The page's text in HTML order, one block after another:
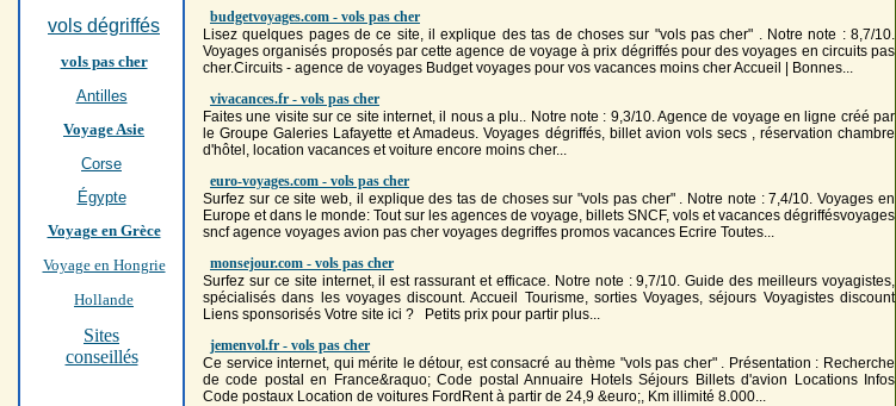
vols dégriffés
vols pas cher
Antilles
Voyage Asie
Corse
Égypte
Voyage en Grèce
Voyage en Hongrie
Hollande
Sites
conseillés
budgetvoyages.com - vols pas cher
Lisez quelques pages de ce site, il explique des tas de choses sur "vols pas cher" . Notre note : 8,7/10.
Voyages organisés proposés par cette agence de voyage à prix dégriffés pour des voyages en circuits pas
cher.Circuits - agence de voyages Budget voyages pour vos vacances moins cherAccueil | Bonnes...
vivacances.fr - vols pas cher
Faites une visite sur ce site internet, il nous a plu.. Notre note : 9,3/10. Agence de voyage en ligne créé par
le Groupe Galeries Lafayette et Amadeus. Voyages dégriffés, billet avion volssecs , réservation chambre
d'hôtel, location vacances et voiture encore moins cher...
euro-voyages.com - vols pas cher
Surfez sur ce site web, il explique des tas de choses sur "vols pas cher" . Notre note : 7,4/10. Voyages en
Europe et dans le monde: Tout sur les agences de voyage, billets SNCF, vols et vacances dégriffésvoyages
sncf agence voyages avion pas cher voyages degriffes promos vacances Ecrire Toutes...
monsejour.com - vols pas cher
Surfez sur ce site internet, il est rassurant et efficace. Notre note : 9,7/10. Guide des meilleurs voyagistes,
spécialisés dans les voyages discount. Accueil Tourisme, sorties Voyages, séjours Voyagistes discount
Liens sponsorisés Votre site ici ? Petits prix pour partir plus...
jemenvol.fr - vols pas cher
Ce service internet, qui mérite le détour, est consacré au thème "vols pas cher" . Présentation : Recherche
de code postal en France&raquo; Code postal Annuaire Hotels Séjours Billets d'avion Locations Infos
Code postaux Location de voitures FordRent à partir de 24,9 &euro;, Km illimité 8.000...